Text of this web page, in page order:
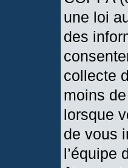
une loi
des
collecte
moins
lorsque
de vous
l’équipe